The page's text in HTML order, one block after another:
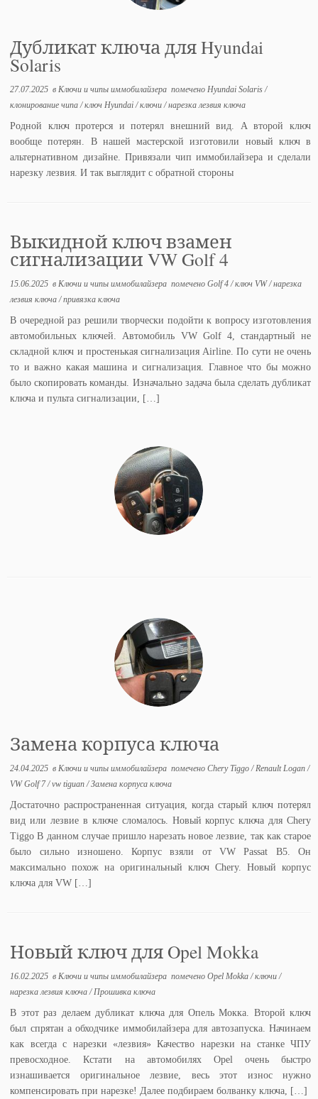
Дубликат ключа для Hyundai
Solaris
27.07.2025 в Ключи и чипы иммобилайзера помечено Hyundai Solaris/
клонирование чипа/ключ Hyundai/ключи/нарезка лезвия ключа
Родной ключ протерся и потерял внешний вид. А второй ключ
вообще потерян. В нашей мастерской изготовили новый ключ в
альтернативном дизайне. Привязали чип иммобилайзера и сделали
нарезку лезвия. И так выглядит с обратной стороны
Выкидной ключ взамен
сигнализации VW Golf 4
15.06.2025 в Ключи и чипы иммобилайзера помеченоGolf 4/ключ VW/нарезка
лезвия ключа/привязка ключа
В очередной раз решили творчески подойти к вопросу изготовления
автомобильных ключей. Автомобиль VW Golf 4, стандартный не
складной ключ и простенькая сигнализация Airline. По сути не очень
то и важно какая машина и сигнализация. Главное что бы можно
было скопировать команды. Изначально задача была сделать дубликат
ключа и пульта сигнализации, […]
Замена корпуса ключа
24.04.2025 в Ключи и чипы иммобилайзера помеченоChery Tiggo/ Renault Logan/
VW Golf 7/vw tiguan/Замена корпуса ключа
Достаточно распространенная ситуация, когда старый ключ потерял
вид или лезвие в ключе сломалось. Новый корпус ключа для Chery
Tiggo В данном случае пришло нарезать новое лезвие, так как старое
было сильно изношено. Корпус взяли от VW Passat B5. Он
максимально похож на оригинальный ключ Chery. Новый корпус
ключа для VW […]
Новый ключ для Opel Mokka
16.02.2025 в Ключи и чипы иммобилайзера помеченоOpel Mokka/ключи/
нарезка лезвия ключа/ Прошивка ключа
В этот раз делаем дубликат ключа для Опель Мокка. Второй ключ
был спрятан а обходчике иммобилайзера для автозапуска. Начинаем
как всегда с нарезки «лезвия» Качество нарезки на станке ЧПУ
превосходное. Кстати на автомобилях Opel очень быстро
изнашивается оригинальное лезвие, весь этот износ нужно
компенсировать при нарезке! Далее подбираем болванку ключа, […]